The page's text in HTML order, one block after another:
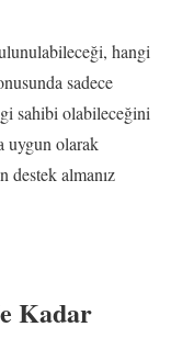
hangi
sadece
sahibi olabileceğini
uygun olarak
destek almanız
Kadar